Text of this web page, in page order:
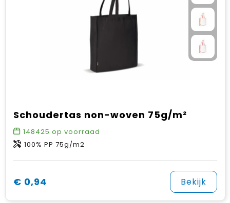
Schoudertas non-woven 75g/m²
148425 op voorraad
100% PP 75g/m2
€ 0,94 Bekijk